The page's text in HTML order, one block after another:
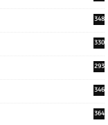
348
330
293
346
364